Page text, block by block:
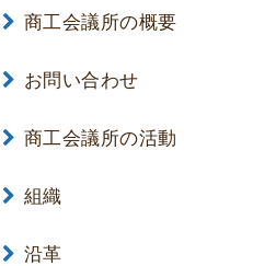
商工会議所の概要
お問い合わせ
商工会議所の活動
組織
沿革